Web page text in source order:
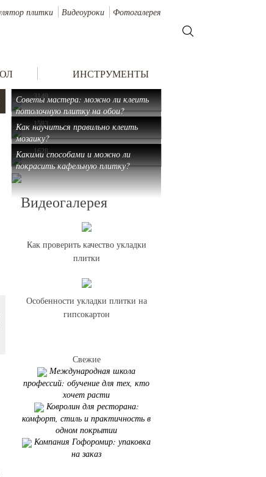
плитки Видеоуроки Фотогалерея
ИНСТРУМЕНТЫ
Советы мастера: можно ли клеить
потолочную плитку на обои?
3149
Как научиться правильно клеить
мозаику?
1583
Какими способами и можно ли
покрасить кафельную плитку?
1628
Видеогалерея
Как проверить качество укладки
плитки
Особенности укладки плитки на
гипсокартон
Свежие
Международная школа
профессий: обучение для тех, кто
хочет расти
Ковролин для ресторана:
комфорт, стиль и практичность в
одном покрытии
Компания Гофоромир: упаковка
на заказ